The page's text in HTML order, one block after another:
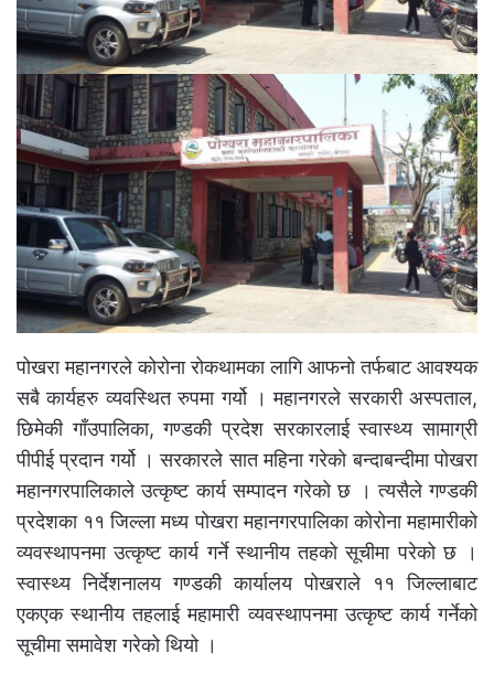
पोखरा महानगरले कोरोना रोकथामका लागि आफनो तर्फबाट आवश्यक
सबै कार्यहरु व्यवस्थित रुपमा गर्यो । महानगरले सरकारी अस्पताल,
छिमेकी गाँउपालिका, गण्डकी प्रदेश सरकारलाई स्वास्थ्य सामाग्री
पीपीई प्रदान गर्यो । सरकारले सात महिना गरेको बन्दाबन्दीमा पोखरा
महानगरपालिकाले उत्कृष्ट कार्य सम्पादन गरेको छ । त्यसैले गण्डकी
प्रदेशका ११ जिल्ला मध्य पोखरा महानगरपालिका कोरोना महामारीको
व्यवस्थापनमा उत्कृष्ट कार्य गर्ने स्थानीय तहको सूचीमा परेको छ ।
स्वास्थ्य निर्देशनालय गण्डकी कार्यालय पोखराले ११ जिल्लाबाट
एकएक स्थानीय तहलाई महामारी व्यवस्थापनमा उत्कृष्ट कार्य गर्नेको
सूचीमा समावेश गरेको थियो ।